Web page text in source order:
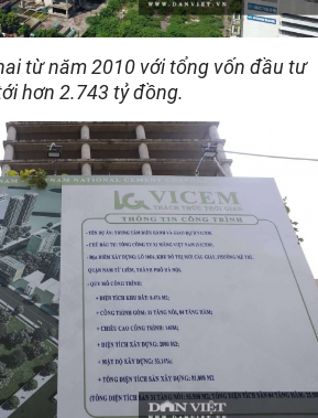
từ năm 2010 với tổng vốn đầu tư
hơn 2.743 tỷ đồng.